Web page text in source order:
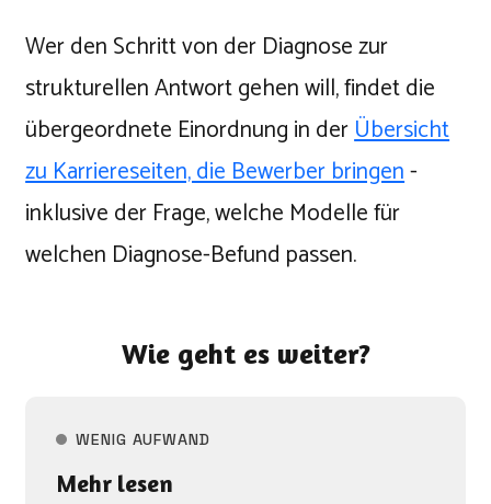
Wer den Schritt von der Diagnose zur
strukturellen Antwort gehen will, findet die
übergeordnete Einordnung in derÜbersicht
zu Karriereseiten, die Bewerber bringen-
inklusive der Frage, welche Modelle für
welchen Diagnose-Befund passen.
Wie geht es weiter?
WENIG AUFWAND
Mehr lesen